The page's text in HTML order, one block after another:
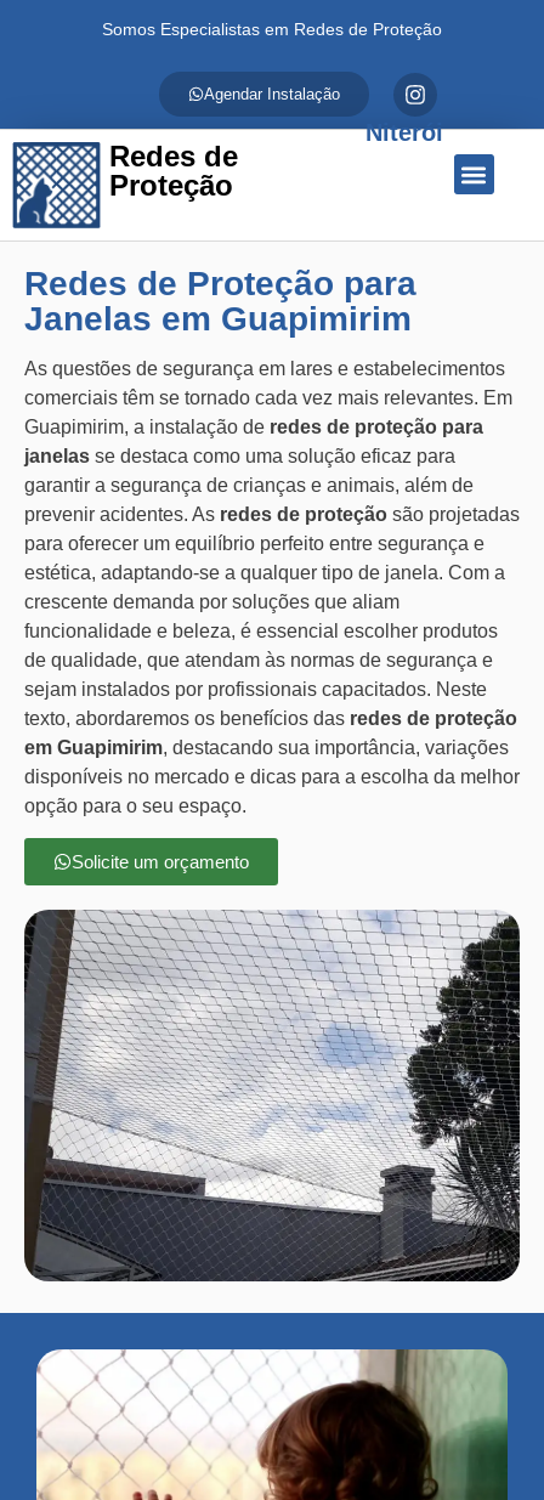
Somos Especialistas em Redes de Proteção
Agendar Instalação
Redes de
Proteção
Niterói
Redes de Proteção para
Janelas em Guapimirim
As questões de segurança em lares e estabelecimentos
comerciais têm se tornado cada vez mais relevantes. Em
Guapimirim, a instalação de redes de proteção para
janelas se destaca como uma solução eficaz para
garantir a segurança de crianças e animais, além de
prevenir acidentes. As redes de proteção são projetadas
para oferecer um equilíbrio perfeito entre segurança e
estética, adaptando-se a qualquer tipo de janela. Com a
crescente demanda por soluções que aliam
funcionalidade e beleza, é essencial escolher produtos
de qualidade, que atendam às normas de segurança e
sejam instalados por profissionais capacitados. Neste
texto, abordaremos os benefícios das redes de proteção
em Guapimirim, destacando sua importância, variações
disponíveis no mercado e dicas para a escolha da melhor
opção para o seu espaço.
Solicite um orçamento